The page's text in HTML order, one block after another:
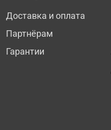
Доставка и оплата
Партнёрам
Гарантии